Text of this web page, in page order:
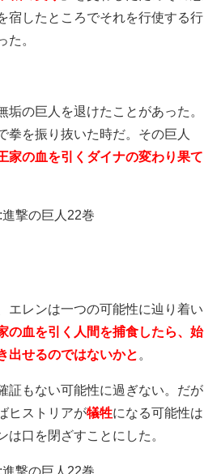
宿したところでそれを行使する行
た。
垢の巨人を退けたことがあった。
拳を振り抜いた時だ。その巨人
家の血を引くダイナの変わり果て
撃の巨人22巻
エレンは一つの可能性に辿り着い
の血を引く人間を捕食したら、始
出せるのではないかと 。
証もない可能性に過ぎない。だが
ヒストリアが犠牲になる可能性は
は口を閉ざすことにした。
撃の巨人22巻